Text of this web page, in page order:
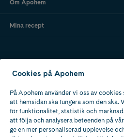
Om Apohem
Mina recept
Apotek med tillstånd
av Läkemedelsverket
Cookies på Apohem
På Apohem använder vi oss av
att hemsidan ska fungera som den ska.
för funktionalitet, statistik och
att följa och analysera beteenden på
ge en mer personaliserad upplevelse